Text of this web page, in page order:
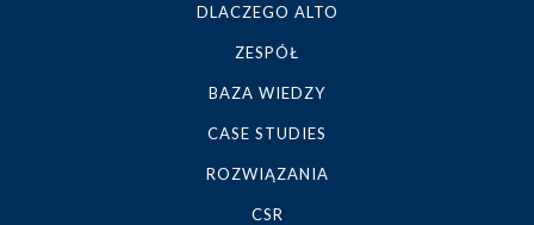
DLACZEGO ALTO
ZESPÓŁ
BAZA WIEDZY
CASE STUDIES
ROZWIĄZANIA
CSR